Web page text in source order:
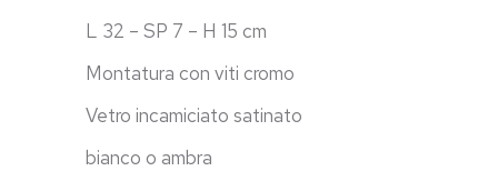
L 32 – SP 7 – H 15 cm
Montatura con viti cromo
Vetro incamiciato satinato
bianco o ambra